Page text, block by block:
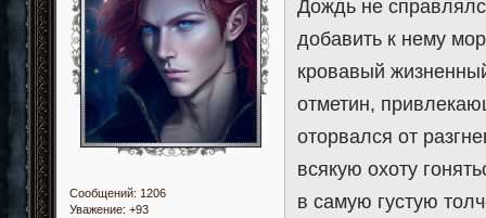
Сообщений: 1206
Уважение: +93
Дождь не
добавить к нему
кровавый
отметин,
оторвался от
всякую охоту
в самую густую